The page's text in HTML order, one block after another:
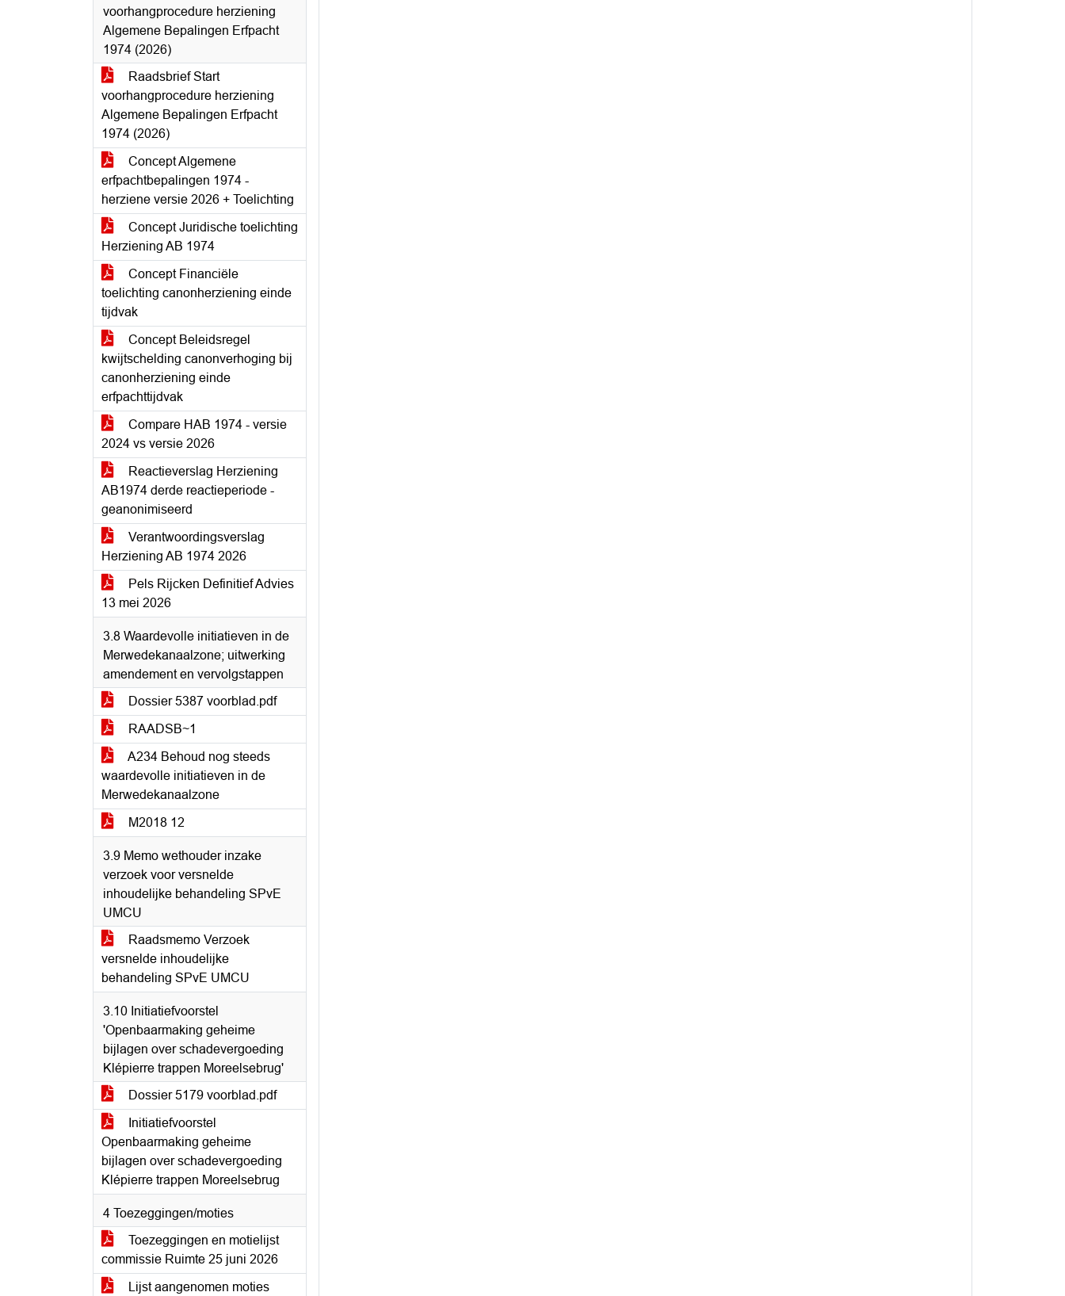
voorhangprocedure herziening
Algemene Bepalingen Erfpacht
1974 (2026)
Raadsbrief Start
voorhangprocedure herziening
Algemene Bepalingen Erfpacht
1974 (2026)
Concept Algemene
erfpachtbepalingen 1974 -
herziene versie 2026 + Toelichting
Concept Juridische toelichting
Herziening AB 1974
Concept Financiële
toelichting canonherziening einde
tijdvak
Concept Beleidsregel
kwijtschelding canonverhoging bij
canonherziening einde
erfpachttijdvak
Compare HAB 1974 - versie
2024 vs versie 2026
Reactieverslag Herziening
AB1974 derde reactieperiode -
geanonimiseerd
Verantwoordingsverslag
Herziening AB 1974 2026
Pels Rijcken Definitief Advies
13 mei 2026
3.8 Waardevolle initiatieven in de
Merwedekanaalzone; uitwerking
amendement en vervolgstappen
Dossier 5387 voorblad.pdf
RAADSB~1
A234 Behoud nog steeds
waardevolle initiatieven in de
Merwedekanaalzone
M2018 12
3.9 Memo wethouder inzake
verzoek voor versnelde
inhoudelijke behandeling SPvE
UMCU
Raadsmemo Verzoek
versnelde inhoudelijke
behandeling SPvE UMCU
3.10 Initiatiefvoorstel
'Openbaarmaking geheime
bijlagen over schadevergoeding
Klépierre trappen Moreelsebrug'
Dossier 5179 voorblad.pdf
Initiatiefvoorstel
Openbaarmaking geheime
bijlagen over schadevergoeding
Klépierre trappen Moreelsebrug
4 Toezeggingen/moties
Toezeggingen en motielijst
commissie Ruimte 25 juni 2026
Lijst aangenomen moties